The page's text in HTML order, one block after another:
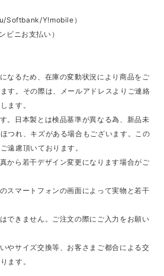
Softbank/Y!mobile）
ビニお支払い）
なるため、在庫の変動状況により商品をご
す。その際は、メールアドレスよりご連絡
ます。
。日本製とは検品基準が異なる為、新品未
つれ、キズがある場合もございます。この
遠慮頂いております。
から若干デザイン変更になります場合がご
スマートフォンの画面によって実物と若干
できません。ご注文の際にご入力をお願い
やサイズ交換等、お客さまご都合による交
ます。